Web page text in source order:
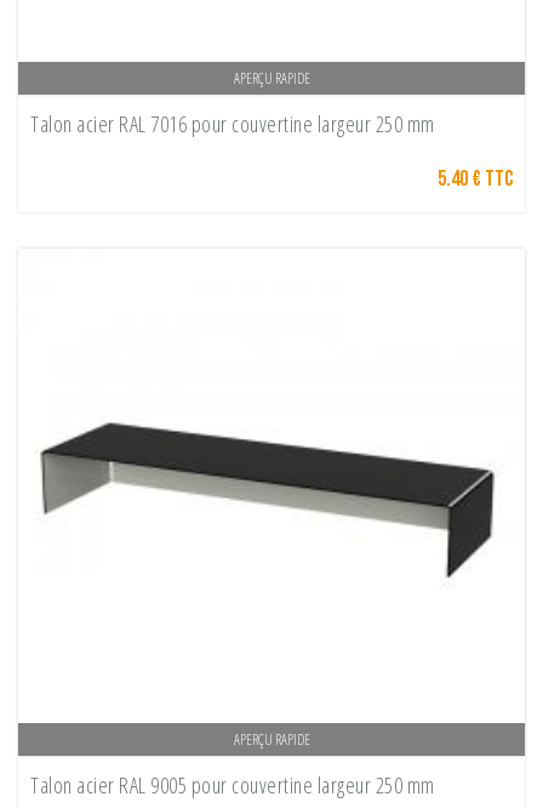
APERÇU RAPIDE
Talon acier RAL 7016 pour couvertine largeur 250 mm
5.40 € TTC
APERÇU RAPIDE
Talon acier RAL 9005 pour couvertine largeur 250 mm